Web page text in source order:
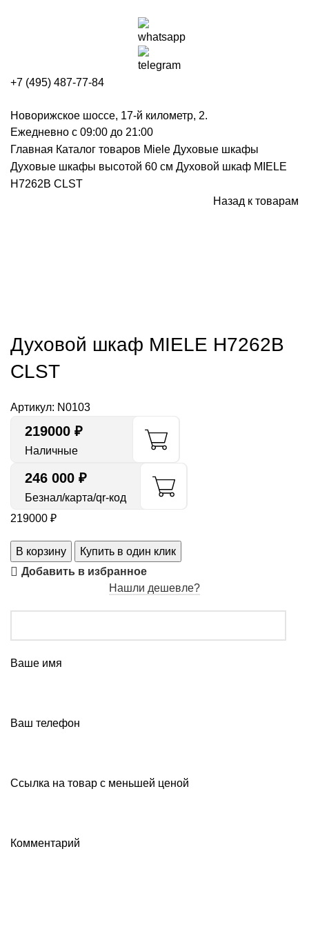
+7 (495) 487-77-84
Новорижское шоссе, 17-й километр, 2.
Ежедневно с 09:00 до 21:00
Главная Каталог товаров Miele Духовые шкафы
Духовые шкафы высотой 60 см Духовой шкаф MIELE
H7262B CLST
Назад к товарам
Духовой шкаф MIELE H7262B
CLST
Артикул: N0103
219000 ₽
Наличные
246 000 ₽
Безнал/карта/qr-код
219000 ₽
В корзину
Купить в один клик
Добавить в избранное
Нашли дешевле?
Ваше имя
Ваш телефон
Ссылка на товар с меньшей ценой
Комментарий